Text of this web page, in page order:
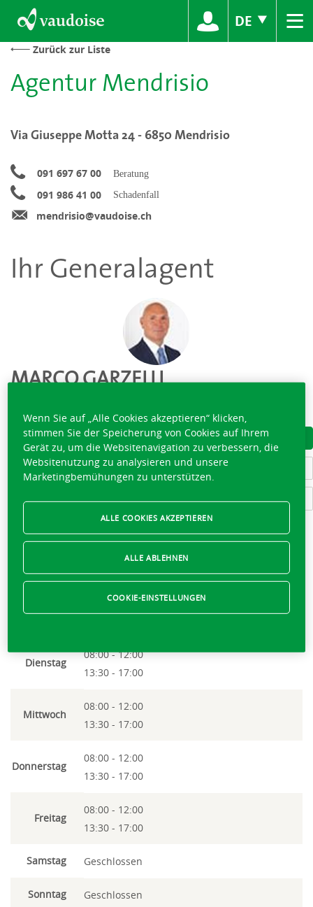
DE ≡
Zurück zur Liste
Agentur Mendrisio
Via Giuseppe Motta 24 - 6850 Mendrisio
091 697 67 00 Beratung
091 986 41 00 Schadenfall
mendrisio@vaudoise.ch
Ihr Generalagent
MARCO GARZELLI
091 697 67 00
VISITENKARTE HERUNTERLADEN
LERNEN SIE DAS TEAM KENNEN
SCHREIBEN SIE AN MARCO GARZELLI
Momentan geschlossen,öffnet morgen um 08:00
Montag
08:00 - 12:00
Dienstag
08:00 - 12:00
13:30 - 17:00
Mittwoch
08:00 - 12:00
13:30 - 17:00
Donnerstag
08:00 - 12:00
13:30 - 17:00
Freitag
08:00 - 12:00
13:30 - 17:00
Samstag Geschlossen
Sonntag Geschlossen
Wenn Sie auf „Alle Cookies akzeptieren“ klicken,
stimmen Sie der Speicherung von Cookies auf Ihrem
Gerät zu, um die Websitenavigation zu verbessern, die
Websitenutzung zu analysieren und unsere
Marketingbemühungen zu unterstützen.
ALLE ABLEHNEN
ALLE COOKIES AKZEPTIEREN
COOKIE-EINSTELLUNGEN